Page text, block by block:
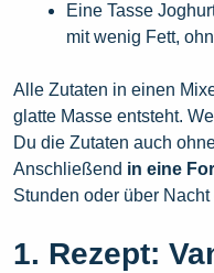
Eine Tasse
mit wenig Fett,
Alle Zutaten in einen
glatte Masse entsteht.
Du die Zutaten auch
Anschließend in eine
Stunden oder über Nacht
1. Rezept: